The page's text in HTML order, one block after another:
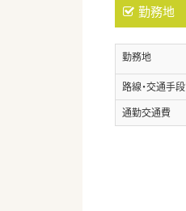
勤務地
勤務地
路線・交通手段
通勤交通費